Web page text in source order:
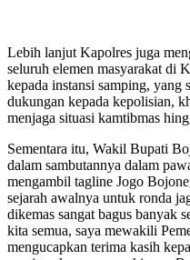
Lebih lanjut Kapolres juga
seluruh elemen masyarakat di
kepada instansi samping, yang
dukungan kepada kepolisian,
menjaga situasi kamtibmas
Sementara itu, Wakil Bupati
dalam sambutannya dalam
mengambil tagline Jogo
sejarah awalnya untuk ronda
dikemas sangat bagus banyak
kita semua, saya mewakili
mengucapkan terima kasih